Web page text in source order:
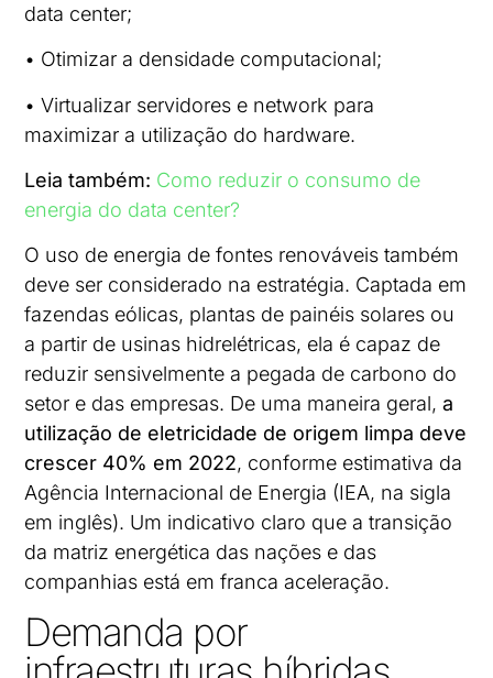
data center;
• Otimizar a densidade computacional;
• Virtualizar servidores e network para
maximizar a utilização do hardware.
Leia também: Como reduzir o consumo de
energia do data center?
O uso de energia de fontes renováveis também
deve ser considerado na estratégia. Captada em
fazendas eólicas, plantas de painéis solares ou
a partir de usinas hidrelétricas, ela é capaz de
reduzir sensivelmente a pegada de carbono do
setor e das empresas. De uma maneira geral,a
utilização de eletricidade de origem limpa deve
crescer 40% em 2022, conforme estimativa da
Agência Internacional de Energia (IEA, na sigla
em inglês). Um indicativo claro que a transição
da matriz energética das nações e das
companhias está em franca aceleração.
Demanda por